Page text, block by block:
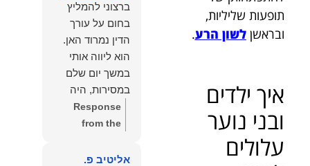
תופעות שליליות,
ובראשןלשון הרע.
איך ילדים
ובני נוער
עלולים
שמחה שאתם
איתי ותזכו לטוב
כפי
שאתם....תבורכו
ברכה והצלחה
וחיבוק ממני🙂😘
💓
שמחנו מאוד
לקרוא את
דברייך. אנו
מעריכים את
האמון שנתת בנו
ונמשיך לעמוד
לצידך וללוות
אותך במסירות.
הלב הרבה
ברצוני להמליץ
בחום על עורך
הדין נמרוד האן.
הוא ליווה אותי
במשך יום שלם
במסירות, היה
זמין לכל שאלה,
הכווין אותי בכל
תחושת ביטחון
Response
from the
הוא שלנו, נעמוד
אליטיב פ.